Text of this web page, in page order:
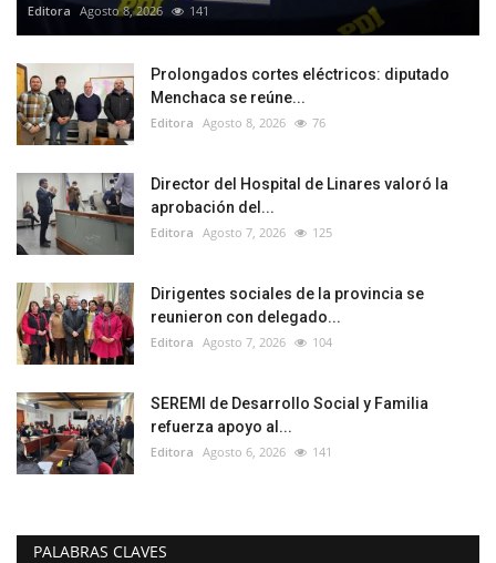
Editora Agosto 8, 2026 141
Prolongados cortes eléctricos: diputado
Menchaca se reúne...
Editora Agosto 8, 2026 76
Director del Hospital de Linares valoró la
aprobación del...
Editora Agosto 7, 2026 125
Dirigentes sociales de la provincia se
reunieron con delegado...
Editora Agosto 7, 2026 104
SEREMI de Desarrollo Social y Familia
refuerza apoyo al...
Editora Agosto 6, 2026 141
PALABRAS CLAVES